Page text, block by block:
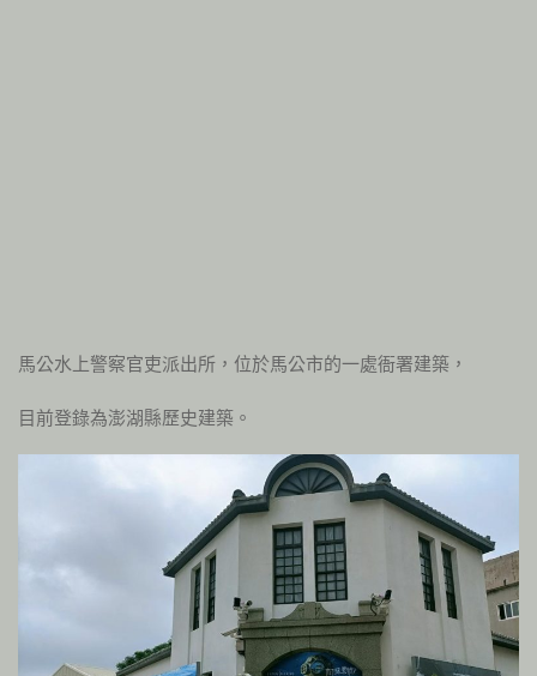
馬公水上警察官吏派出所，位於馬公市的一處衙署建築，
目前登錄為澎湖縣歷史建築。